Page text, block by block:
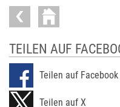
TEILEN AUF
Teilen auf Facebook
Teilen auf X